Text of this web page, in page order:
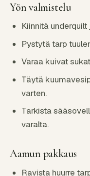
Yön valmistelu
Kiinnitä
Pystytä tarp
Varaa kuivat
Täytä
varten.
Tarkista
varalta.
Aamun pakkaus
Ravista huurre